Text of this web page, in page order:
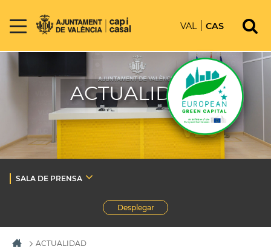
VAL CAS
ACTUALIDAD
SALA DE PRENSA
Desplegar
ACTUALIDAD